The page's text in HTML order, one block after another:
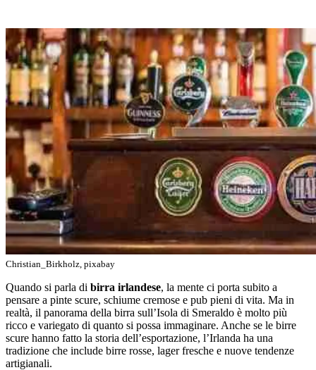
Christian_Birkholz, pixabay
Quando si parla di birra irlandese, la mente ci porta subito a
pensare a pinte scure, schiume cremose e pub pieni di vita. Ma in
realtà, il panorama della birra sull’Isola di Smeraldo è molto più
ricco e variegato di quanto si possa immaginare. Anche se le birre
scure hanno fatto la storia dell’esportazione, l’Irlanda ha una
tradizione che include birre rosse, lager fresche e nuove tendenze
artigianali.